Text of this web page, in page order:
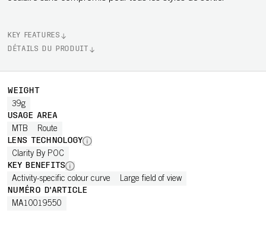
KEY FEATURES
DÉTAILS DU PRODUIT
WEIGHT
39g
USAGE AREA
MTB Route
LENS TECHNOLOGY
Clarity By POC
KEY BENEFITS
Activity-specific colour curve Large field of view
NUMÉRO D'ARTICLE
MA10019550